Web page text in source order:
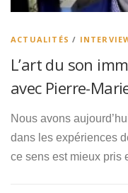
ACTUALITÉS /
L’art du son
avec Pierre-
Nous avons
dans les expériences
ce sens est mieux pris